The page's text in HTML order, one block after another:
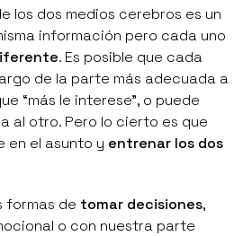
los dos medios cerebros es un
información pero cada uno
. Es posible que cada
de la parte más adecuada a
“más le interese”, o puede
al otro. Pero lo cierto es que
en el asunto y entrenar los dos
formas de tomar decisiones,
o con nuestra parte